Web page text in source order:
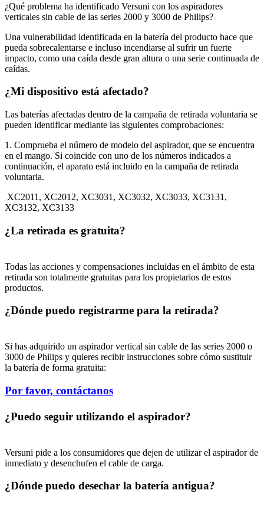
¿Qué problema ha identificado Versuni con los aspiradores
verticales sin cable de las series 2000 y 3000 de Philips?
Una vulnerabilidad identificada en la batería del producto hace que
pueda sobrecalentarse e incluso incendiarse al sufrir un fuerte
impacto, como una caída desde gran altura o una serie continuada de
caídas.
¿Mi dispositivo está afectado?
Las baterías afectadas dentro de la campaña de retirada voluntaria se
pueden identificar mediante las siguientes comprobaciones:
1. Comprueba el número de modelo del aspirador, que se encuentra
en el mango. Si coincide con uno de los números indicados a
continuación, el aparato está incluido en la campaña de retirada
voluntaria.
XC2011, XC2012, XC3031, XC3032, XC3033, XC3131,
XC3132, XC3133
¿La retirada es gratuita?
Todas las acciones y compensaciones incluidas en el ámbito de esta
retirada son totalmente gratuitas para los propietarios de estos
productos.
¿Dónde puedo registrarme para la retirada?
Si has adquirido un aspirador vertical sin cable de las series 2000 o
3000 de Philips y quieres recibir instrucciones sobre cómo sustituir
la batería de forma gratuita:
Por favor, contáctanos
¿Puedo seguir utilizando el aspirador?
Versuni pide a los consumidores que dejen de utilizar el aspirador de
inmediato y desenchufen el cable de carga.
¿Dónde puedo desechar la batería antigua?